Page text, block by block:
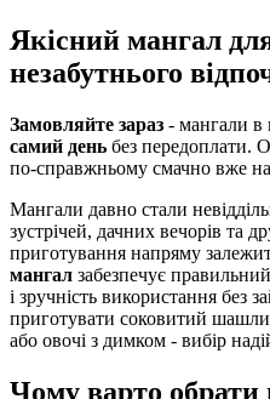
Якісний мангал
незабутнього
Замовляйте зараз - мангали в
самий день без передоплати.
по-справжньому смачно вже
Мангали давно стали
зустрічей, дачних вечорів та
приготування напряму
мангал забезпечує
і зручність використання без
приготувати соковитий
або овочі з димком - вибір
Чому варто обрати